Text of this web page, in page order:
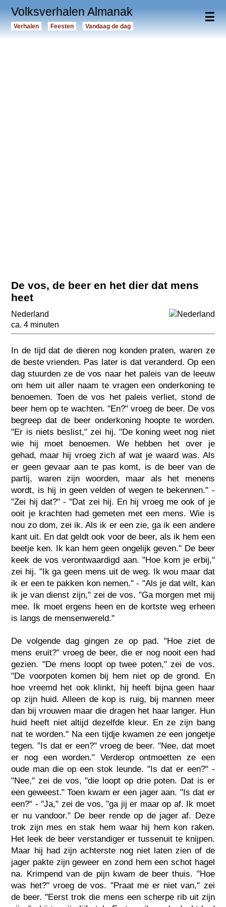
☰
Volksverhalen Almanak
Verhalen Feesten Vandaag de dag
De vos, de beer en het dier dat mens
heet
Nederland
ca. 4 minuten
In de tijd dat de dieren nog konden praten, waren ze
de beste vrienden. Pas later is dat veranderd. Op een
dag stuurden ze de vos naar het paleis van de leeuw
om hem uit aller naam te vragen een onderkoning te
benoemen. Toen de vos het paleis verliet, stond de
beer hem op te wachten. "En?" vroeg de beer. De vos
begreep dat de beer onderkoning hoopte te worden.
"Er is niets beslist," zei hij. "De koning weet nog niet
wie hij moet benoemen. We hebben het over je
gehad, maar hij vroeg zich af wat je waard was. Als
er geen gevaar aan te pas komt, is de beer van de
partij, waren zijn woorden, maar als het menens
wordt, is hij in geen velden of wegen te bekennen." -
"Zei hij dat?" - "Dat zei hij. En hij vroeg me ook of je
ooit je krachten had gemeten met een mens. Wie is
nou zo dom, zei ik. Als ik er een zie, ga ik een andere
kant uit. En dat geldt ook voor de beer, als ik hem een
beetje ken. Ik kan hem geen ongelijk geven." De beer
keek de vos verontwaardigd aan. "Hoe kom je erbij,"
zei hij. "Ik ga geen mens uit de weg. Ik wou maar dat
ik er een te pakken kon nemen." - "Als je dat wilt, kan
ik je van dienst zijn," zei de vos. "Ga morgen met mij
mee. Ik moet ergens heen en de kortste weg erheen
is langs de mensenwereld."
De volgende dag gingen ze op pad. "Hoe ziet de
mens eruit?" vroeg de beer, die er nog nooit een had
gezien. "De mens loopt op twee poten," zei de vos.
"De voorpoten komen bij hem niet op de grond. En
hoe vreemd het ook klinkt, hij heeft bijna geen haar
op zijn huid. Alleen de kop is ruig, bij mannen meer
dan bij vrouwen maar die dragen het haar langer. Hun
huid heeft niet altijd dezelfde kleur. En ze zijn bang
nat te worden." Na een tijdje kwamen ze een jongetje
tegen. "Is dat er een?" vroeg de beer. "Nee, dat moet
er nog een worden." Verderop ontmoetten ze een
oude man die op een stok leunde. "Is dat er een?" -
"Nee," zei de vos, "die loopt op drie poten. Dat is er
een geweest." Toen kwam er een jager aan. "Is dat er
een?" - "Ja," zei de vos, "ga jij er maar op af. Ik moet
er nu vandoor." De beer rende op de jager af. Deze
trok zijn mes en stak hem waar hij hem kon raken.
Het leek de beer verstandiger er tussenuit te knijpen.
Maar hij had zijn achterste nog niet laten zien of de
jager pakte zijn geweer en zond hem een schot hagel
na. Krimpend van de pijn kwam de beer thuis. "Hoe
was het?" vroeg de vos. "Praat me er niet van," zei
de beer. "Eerst trok die mens een scherpe rib uit zijn